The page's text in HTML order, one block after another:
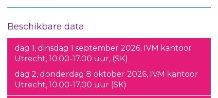
Beschikbare data
dag 1, dinsdag 1 september 2026, IVM kantoor
Utrecht, 10.00-17.00 uur, (SK)
dag 2, donderdag 8 oktober 2026, IVM kantoor
Utrecht, 10.00-17.00 uur (SK)